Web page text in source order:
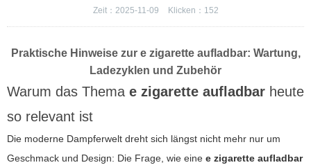
Zeit：2025-11-09 Klicken： 152
Praktische Hinweise zur e zigarette aufladbar: Wartung,
Ladezyklen und Zubehör
Warum das Thema e zigarette aufladbar heute
so relevant ist
Die moderne Dampferwelt dreht sich längst nicht mehr nur um
Geschmack und Design: Die Frage, wie eine e zigarette aufladbar